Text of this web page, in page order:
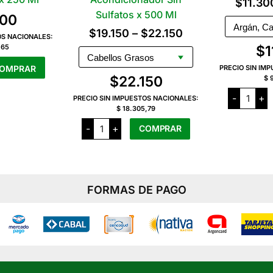
NACIONALES:
Sulfatos x 500 Ml
$19.150 – $22.150
de
precios:
$19.150
hasta
$22.150
$22.150
PRECIO SIN IMPUESTOS NACIONALES:
$ 18.305,79
-
Bel
Lab
Oil
Sulfatos
x
Ml
cantidad
+ COMPRAR
varias
Las
$
$
PRECIO SIN
$
- Jabón
Vegetal
+
FORMAS DE PAGO